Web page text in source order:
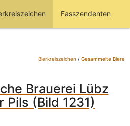
Fasszendenten
Bierkreiszeichen / Gesammelte Biere
Brauerei Lübz
Pils (Bild 1231)